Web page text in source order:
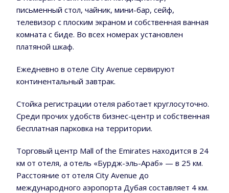
письменный стол, чайник, мини-бар, сейф,
телевизор с плоским экраном и собственная ванная
комната с биде. Во всех номерах установлен
платяной шкаф.
Ежедневно в отеле City Avenue сервируют
континентальный завтрак.
Стойка регистрации отеля работает круглосуточно.
Среди прочих удобств бизнес-центр и собственная
бесплатная парковка на территории.
Торговый центр Mall of the Emirates находится в 24
км от отеля, а отель «Бурдж-эль-Араб» — в 25 км.
Расстояние от отеля City Avenue до
международного аэропорта Дубая составляет 4 км.